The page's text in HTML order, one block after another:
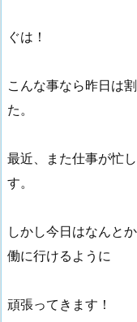
ぐは！
こんな事なら昨日は
た。
最近、また仕事が忙
す。
しかし今日はなんと
働に行けるように
頑張ってきます！